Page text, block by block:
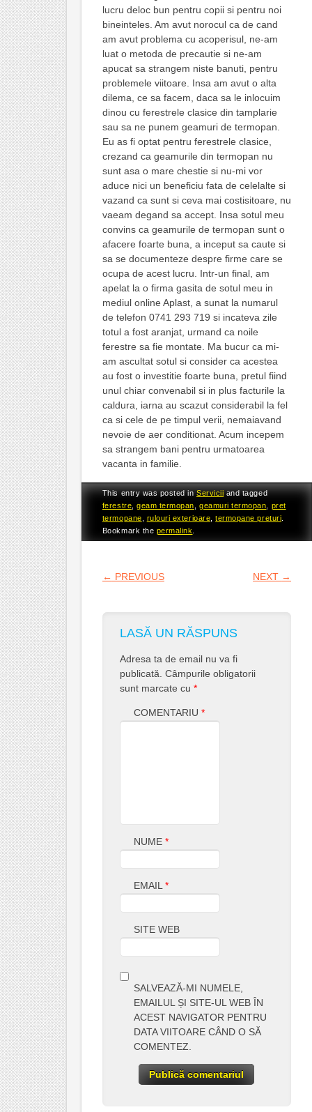
lucru deloc bun pentru copii si pentru noi
bineinteles. Am avut norocul ca de cand
am avut problema cu acoperisul, ne-am
luat o metoda de precautie si ne-am
apucat sa strangem niste banuti, pentru
problemele viitoare. Insa am avut o alta
dilema, ce sa facem, daca sa le inlocuim
dinou cu ferestrele clasice din tamplarie
sau sa ne punem geamuri de termopan.
Eu as fi optat pentru ferestrele clasice,
crezand ca geamurile din termopan nu
sunt asa o mare chestie si nu-mi vor
aduce nici un beneficiu fata de celelalte si
vazand ca sunt si ceva mai costisitoare, nu
vaeam degand sa accept. Insa sotul meu
convins ca geamurile de termopan sunt o
afacere foarte buna, a inceput sa caute si
sa se documenteze despre firme care se
ocupa de acest lucru. Intr-un final, am
apelat la o firma gasita de sotul meu in
mediul online Aplast, a sunat la numarul
de telefon 0741 293 719 si incateva zile
totul a fost aranjat, urmand ca noile
ferestre sa fie montate. Ma bucur ca mi-
am ascultat sotul si consider ca acestea
au fost o investitie foarte buna, pretul fiind
unul chiar convenabil si in plus facturile la
caldura, iarna au scazut considerabil la fel
ca si cele de pe timpul verii, nemaiavand
nevoie de aer conditionat. Acum incepem
sa strangem bani pentru urmatoarea
vacanta in familie.
This entry was posted inServiciiand tagged
ferestre ,geam termopan ,geamuri termopan
pret
termopane
rulouri exterioare ,termopane preturi
Bookmark the permalink
POST NAVIGATION
← PREVIOUS NEXT →
LASĂ UN RĂSPUNS
Adresa ta de email nu va fi
publicată. Câmpurile obligatorii
sunt marcate cu *
COMENTARIU *
NUME *
EMAIL *
SITE WEB
SALVEAZĂ-MI NUMELE,
EMAILUL ȘI SITE-UL WEB ÎN
ACEST NAVIGATOR PENTRU
DATA VIITOARE CÂND O SĂ
COMENTEZ.